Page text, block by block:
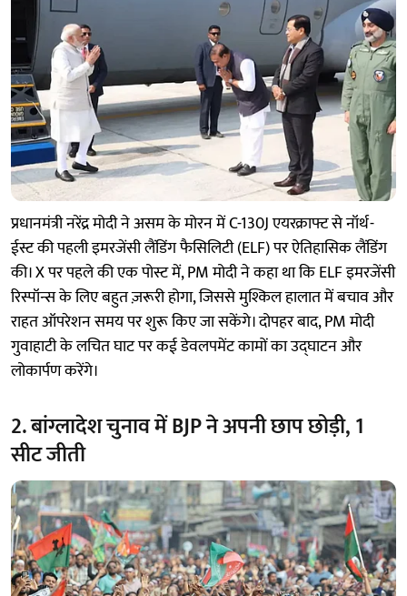
प्रधानमंत्री नरेंद्र मोदी ने असम के मोरन में C-130J एयरक्राफ्ट से नॉर्थ-
ईस्ट की पहली इमरजेंसी लैंडिंग फैसिलिटी (ELF) पर ऐतिहासिक लैंडिंग
की। X पर पहले की एक पोस्ट में, PM मोदी ने कहा था कि ELF इमरजेंसी
रिस्पॉन्स के लिए बहुत ज़रूरी होगा, जिससे मुश्किल हालात में बचाव और
राहत ऑपरेशन समय पर शुरू किए जा सकेंगे। दोपहर बाद, PM मोदी
गुवाहाटी के लचित घाट पर कई डेवलपमेंट कामों का उद्घाटन और
लोकार्पण करेंगे।
2. बांग्लादेश चुनाव में BJP ने अपनी छाप छोड़ी, 1
सीट जीती